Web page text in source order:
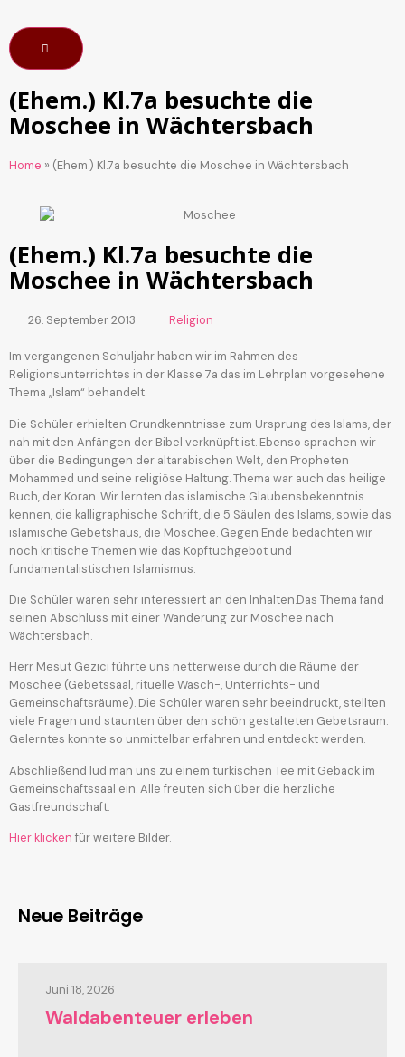
(Ehem.) Kl.7a besuchte die
Moschee in Wächtersbach
Home » (Ehem.) Kl.7a besuchte die Moschee in Wächtersbach
(Ehem.) Kl.7a besuchte die
Moschee in Wächtersbach
26. September 2013 Religion
Im vergangenen Schuljahr haben wir im Rahmen des
Religionsunterrichtes in der Klasse 7a das im Lehrplan vorgesehene
Thema „Islam“ behandelt.
Die Schüler erhielten Grundkenntnisse zum Ursprung des Islams, der
nah mit den Anfängen der Bibel verknüpft ist. Ebenso sprachen wir
über die Bedingungen der altarabischen Welt, den Propheten
Mohammed und seine religiöse Haltung. Thema war auch das heilige
Buch, der Koran. Wir lernten das islamische Glaubensbekenntnis
kennen, die kalligraphische Schrift, die 5 Säulen des Islams, sowie das
islamische Gebetshaus, die Moschee. Gegen Ende bedachten wir
noch kritische Themen wie das Kopftuchgebot und
fundamentalistischen Islamismus.
Die Schüler waren sehr interessiert an den Inhalten.Das Thema fand
seinen Abschluss mit einer Wanderung zur Moschee nach
Wächtersbach.
Herr Mesut Gezici führte uns netterweise durch die Räume der
Moschee (Gebetssaal, rituelle Wasch-, Unterrichts- und
Gemeinschaftsräume). Die Schüler waren sehr beeindruckt, stellten
viele Fragen und staunten über den schön gestalteten Gebetsraum.
Gelerntes konnte so unmittelbar erfahren und entdeckt werden.
Abschließend lud man uns zu einem türkischen Tee mit Gebäck im
Gemeinschaftssaal ein. Alle freuten sich über die herzliche
Gastfreundschaft.
Hier klicken für weitere Bilder.
Neue Beiträge
Juni 18, 2026
Waldabenteuer erleben